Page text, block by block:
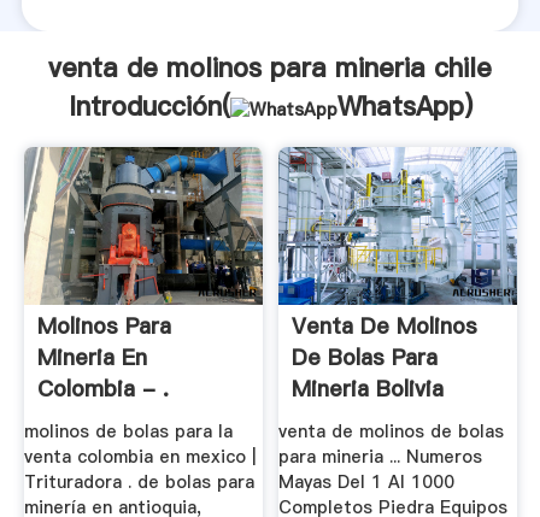
venta de molinos para mineria chile
Introducción(
WhatsApp)
Molinos Para
Mineria En
Colombia - .
molinos de bolas para la
venta colombia en mexico |
Trituradora . de bolas para
minería en antioquia,
Venta De Molinos
De Bolas Para
Mineria Bolivia
venta de molinos de bolas
para mineria ... Numeros
Mayas Del 1 Al 1000
Completos Piedra Equipos